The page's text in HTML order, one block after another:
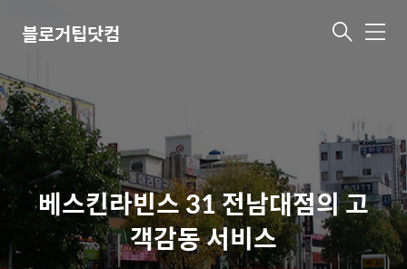
블로거팁닷컴 메
베스킨라빈스 31 전남대점의 고
객감동 서비스